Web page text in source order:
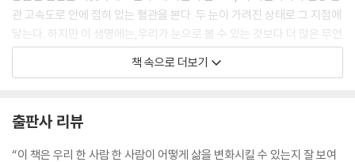
관 고속도로 안에 접혀 있는 혈관을 본다. 두 눈이 가려진 상태로 그 지점에
닿는다. 하지만 이 생명에는,우리가 눈으로 볼 수 있는 것보다 더 많은 무언
가가 존재한다는 사실을, 그리고 우리 각자는, 우리가 가능하다고 생각하
는 수준을 훨씬 뛰어넘어 엄청난 일을 해낼 수 있음을 이미 잘 알고 있다.
--- p.24~25
책 속으로 더보기
출판사 리뷰
“이 책은 우리 한 사람 한 사람이 어떻게 삶을 변화시킬 수 있는지 잘 보여